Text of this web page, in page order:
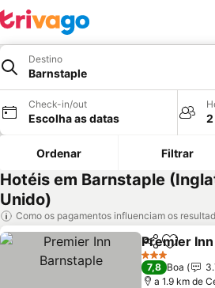
Destino
Barnstaple
Check-in/out
Escolha as datas
Ordenar Filtrar
Hotéis em Barnstaple
Unido)
Como os pagamentos influenciam os
Partilhar
Premier
3 Estrelas
7,8 Boa
a 1.9 km de